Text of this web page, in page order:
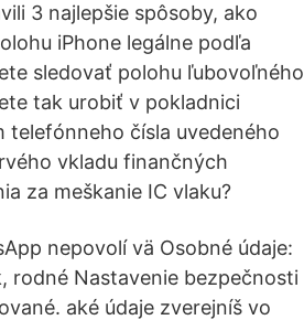
3 najlepšie spôsoby, ako
iPhone legálne podľa
sledovať polohu ľubovoľného
tak urobiť v pokladnici
telefónneho čísla uvedeného
vkladu finančných
za meškanie IC vlaku?
nepovolí vä Osobné údaje:
rodné Nastavenie bezpečnosti
aké údaje zverejníš vo